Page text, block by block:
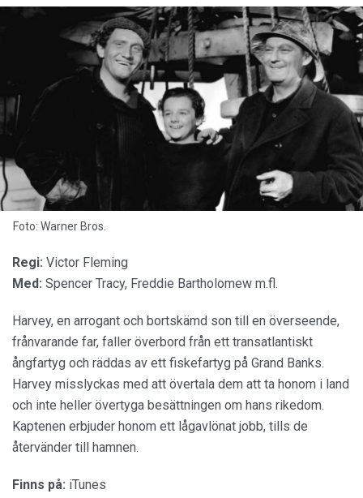
Foto: Warner Bros.
Regi: Victor Fleming
Med: Spencer Tracy, Freddie Bartholomew m.fl.
Harvey, en arrogant och bortskämd son till en överseende,
frånvarande far, faller överbord från ett transatlantiskt
ångfartyg och räddas av ett fiskefartyg på Grand Banks.
Harvey misslyckas med att övertala dem att ta honom i land
och inte heller övertyga besättningen om hans rikedom.
Kaptenen erbjuder honom ett lågavlönat jobb, tills de
återvänder till hamnen.
Finns på: iTunes